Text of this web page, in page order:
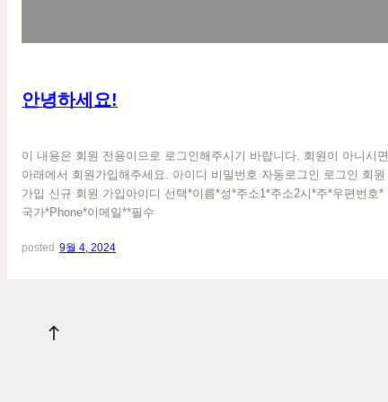
!
안녕하세요!
이 내용은 회원 전용이므로 로그인해주시기 바랍니다. 회원이 아니시면
아래에서 회원가입해주세요. 아이디 비밀번호 자동로그인 로그인 회원
가입 신규 회원 가입아이디 선택*이름*성*주소1*주소2시*주*우편번호*
국가*Phone*이메일**필수
posted 9월 4, 2024